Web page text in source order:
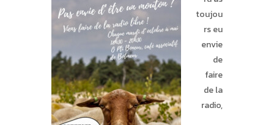
toujou
rs eu
envie
de
faire
de la
radio,